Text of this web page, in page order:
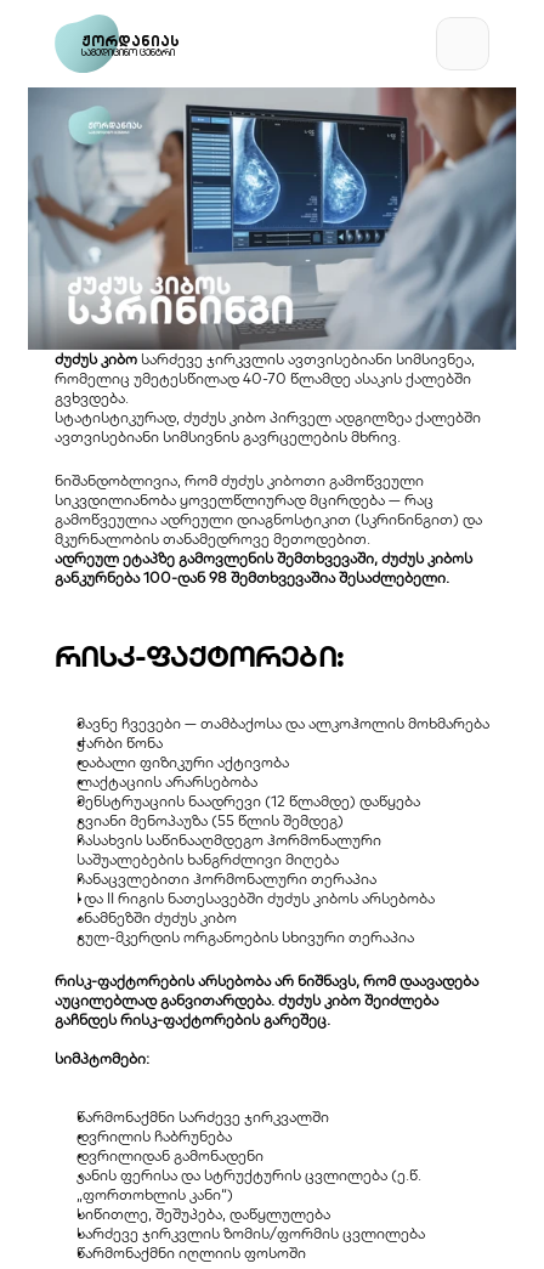
სამედიცინო ცენტრი
ჟორდანიას
ძუძუს კიბო სარძევე ჯირკვლის ავთვისებიანი სიმსივნეა,
რომელიც უმეტესწილად 40-70 წლამდე ასაკის ქალებში
გვხვდება.
სტატისტიკურად, ძუძუს კიბო პირველ ადგილზეა ქალებში
ავთვისებიანი სიმსივნის გავრცელების მხრივ.
ნიშანდობლივია, რომ ძუძუს კიბოთი გამოწვეული
სიკვდილიანობა ყოველწლიურად მცირდება — რაც
გამოწვეულია ადრეული დიაგნოსტიკით (სკრინინგით) და
მკურნალობის თანამედროვე მეთოდებით.
ადრეულ ეტაპზე გამოვლენის შემთხვევაში, ძუძუს კიბოს
განკურნება 100-დან 98 შემთხვევაშია შესაძლებელი.
რისკ-ფაქტორები:
მავნე ჩვევები — თამბაქოსა და ალკოჰოლის მოხმარება
ჭარბი წონა
დაბალი ფიზიკური აქტივობა
ლაქტაციის არარსებობა
მენსტრუაციის ნაადრევი (12 წლამდე) დაწყება
გვიანი მენოპაუზა (55 წლის შემდეგ)
ჩასახვის საწინააღმდეგო ჰორმონალური
საშუალებების ხანგრძლივი მიღება
ჩანაცვლებითი ჰორმონალური თერაპია
I და II რიგის ნათესავებში ძუძუს კიბოს არსებობა
ანამნეზში ძუძუს კიბო
გულ-მკერდის ორგანოების სხივური თერაპია
რისკ-ფაქტორების არსებობა არ ნიშნავს, რომ დაავადება
აუცილებლად განვითარდება. ძუძუს კიბო შეიძლება
გაჩნდეს რისკ-ფაქტორების გარეშეც.
სიმპტომები:
წარმონაქმნი სარძევე ჯირკვალში
დვრილის ჩაბრუნება
დვრილიდან გამონადენი
კანის ფერისა და სტრუქტურის ცვლილება (ე.წ.
„ფორთოხლის კანი“)
სიწითლე, შეშუპება, დაწყლულება
სარძევე ჯირკვლის ზომის/ფორმის ცვლილება
წარმონაქმნი იღლიის ფოსოში